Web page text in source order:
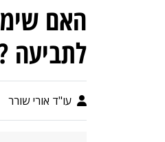
האם
לתביעה
עו"ד אורי שורר